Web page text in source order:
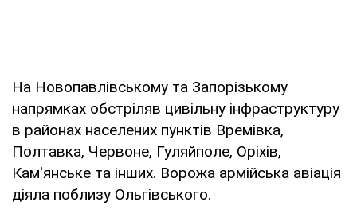
На Новопавлівському та Запорізькому
напрямках обстріляв цивільну інфраструктуру
в районах населених пунктів Времівка,
Полтавка, Червоне, Гуляйполе, Оріхів,
Кам'янське та інших. Ворожа армійська авіація
діяла поблизу Ольгівського.